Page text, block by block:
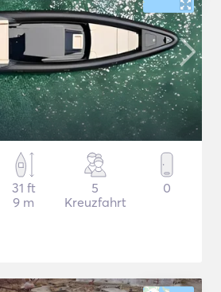
31 ft
9 m
5
Kreuzfahrt
0